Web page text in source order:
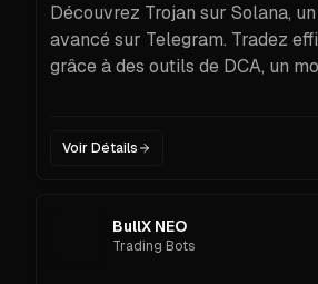
Découvrez Trojan sur Solana,
avancé sur Telegram. Tradez
grâce à des outils de DCA, un
Voir Détails
BullX NEO
Trading Bots